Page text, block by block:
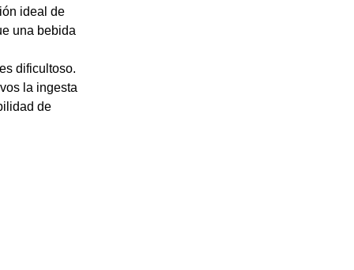
ideal de
una bebida
dificultoso.
la ingesta
de